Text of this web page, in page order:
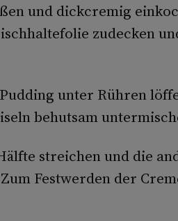
und dickcremig
zudecken
unter Rühren
behutsam
streichen und die
Festwerden der